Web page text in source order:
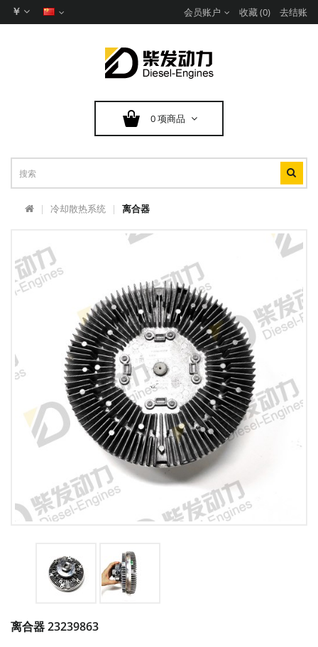
￥ 会员账户 收藏 (0) 去结账
0 项商品
冷却散热系统 离合器
离合器 23239863